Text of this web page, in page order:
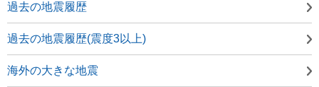
過去の地震履歴
過去の地震履歴(震度3以上)
海外の大きな地震